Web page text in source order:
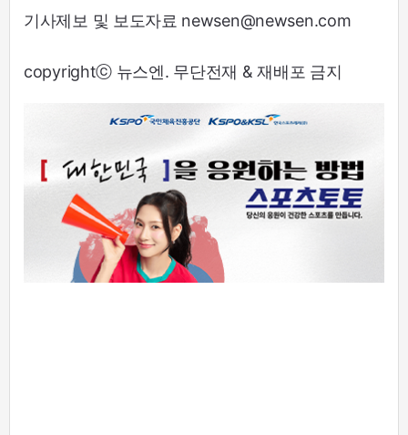
기사제보 및 보도자료 newsen@newsen.com
copyrightⓒ 뉴스엔. 무단전재 & 재배포 금지